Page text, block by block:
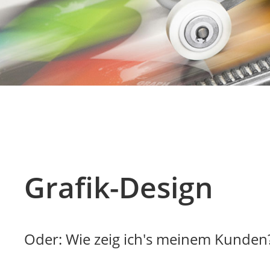
Grafik-Design
Oder: Wie zeig ich's meinem